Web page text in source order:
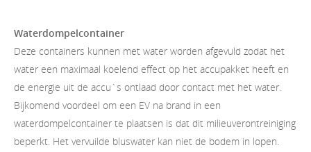
Waterdompelcontainer
Deze containers kunnen met water worden afgevuld zodat het
water een maximaal koelend effect op het accupakket heeft en
de energie uit de accu`s ontlaad door contact met het water.
Bijkomend voordeel om een EV na brand in een
waterdompelcontainer te plaatsen is dat dit milieuverontreiniging
beperkt. Het vervuilde bluswater kan niet de bodem in lopen.